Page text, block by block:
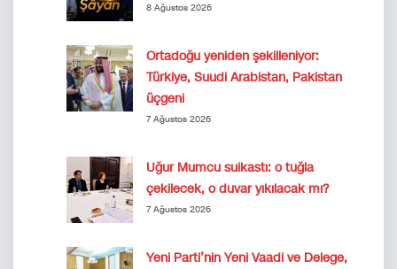
8 Ağustos 2026
Ortadoğu yeniden şekilleniyor:
Türkiye, Suudi Arabistan, Pakistan
üçgeni
7 Ağustos 2026
Uğur Mumcu suikastı: o tuğla
çekilecek, o duvar yıkılacak mı?
7 Ağustos 2026
Yeni Parti’nin Yeni Vaadi ve Delege,